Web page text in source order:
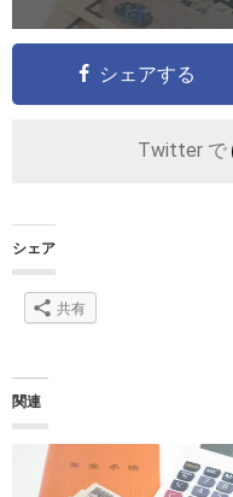
シェアする
Twitter で
シェア
共有
関連